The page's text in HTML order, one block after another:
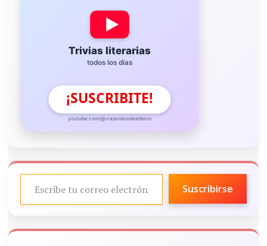
Trivias literarias
todos los días
¡SUSCRIBITE!
youtube.com/@viajandosobrelibros
ESCRIBE TU CORREO ELECTRÓNICO…
Suscribirse